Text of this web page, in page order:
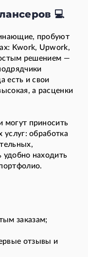
💻
пробуют
Kwork, Upwork,
решением —
есть и свои
а расценки
могут приносить
услуг: обработка
удобно находить
заказам;
отзывы и